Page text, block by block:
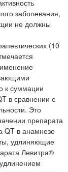
заболевания,
не должны
(10
к суммации
в сравнении с
Это
препарата
QT в анамнезе
удлиняющие
Левитра®